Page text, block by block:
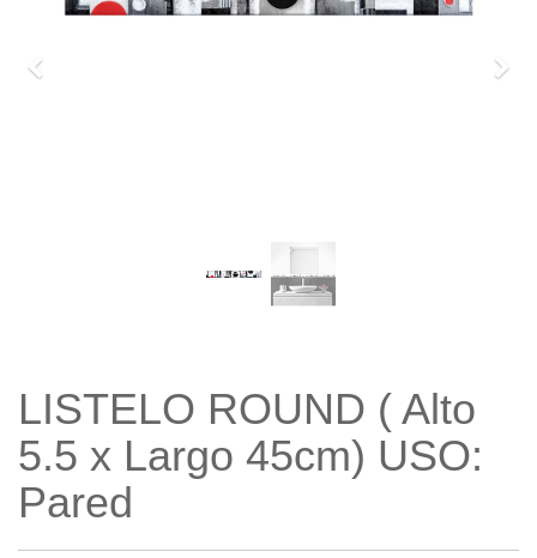
LISTELO ROUND ( Alto
5.5 x Largo 45cm) USO:
Pared